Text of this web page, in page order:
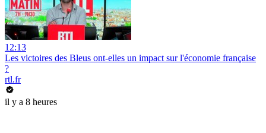
12:13
Les victoires des Bleus ont-elles un impact sur l'économie française
?
rtl.fr
il y a 8 heures